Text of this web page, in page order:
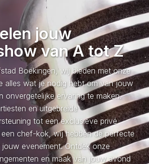
jouw
van A tot Z
Boekingen, wij bieden met onze
alles wat je nodig hebt om van jouw
onvergetelijke ervaring te maken.
en uitgebreide
tot een exclusieve privé
chef-kok, wij hebben de perfecte
evenement. Ontdek onze
en maak van jouw avond